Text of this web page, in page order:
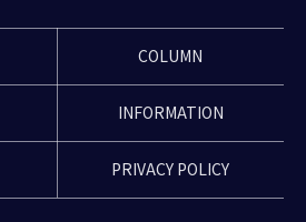
COLUMN
INFORMATION
PRIVACY POLICY